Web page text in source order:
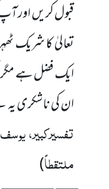
قبول کریں اور آپ
تعالیٰ کا شریک
ایک فضل ہے مگر
ان کی ناشکری یہ
تفسیرکبیر،
ملتقطاً)